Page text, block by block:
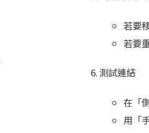
若要
若要
測試連結
在「
用「